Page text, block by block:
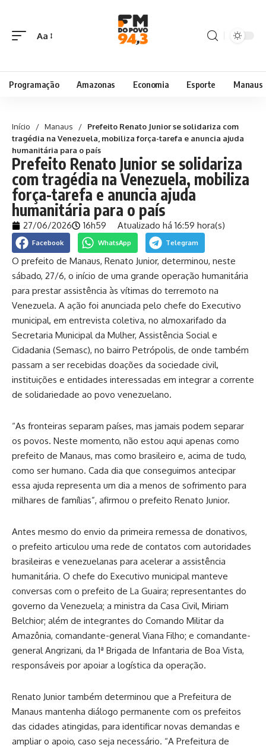
Aa
Programação Amazonas Economia Esporte Manaus
Início / Manaus /
Prefeito Renato Junior se solidariza com
tragédia na Venezuela, mobiliza força-tarefa e anuncia ajuda
humanitária para o país
Prefeito Renato Junior se solidariza
com tragédia na Venezuela, mobiliza
força-tarefa e anuncia ajuda
humanitária para o país
27/06/2026 16h59 Atualizado há 16:59 hora(s)
Facebook WhatsApp Telegram
O prefeito de Manaus, Renato Junior, determinou, neste
sábado, 27/6, o início de uma grande operação humanitária
para prestar assistência às vítimas do terremoto na
Venezuela. A ação foi anunciada pelo chefe do Executivo
municipal, em entrevista coletiva, no almoxarifado da
Secretaria Municipal da Mulher, Assistência Social e
Cidadania (Semasc), no bairro Petrópolis, de onde também
passam a ser recebidas doações da sociedade civil,
instituições e entidades interessadas em integrar a corrente
de solidariedade ao povo venezuelano.
“As fronteiras separam países, mas jamais podem separar
os povos. Neste momento, não estou aqui apenas como
prefeito de Manaus, mas como brasileiro e, acima de tudo,
como ser humano. Cada dia que conseguimos antecipar
essa ajuda representa um dia a menos de sofrimento para
milhares de famílias”, afirmou o prefeito Renato Junior.
Antes mesmo do envio da primeira remessa de donativos,
o prefeito articulou uma rede de contatos com autoridades
brasileiras e venezuelanas para acelerar a assistência
humanitária. O chefe do Executivo municipal manteve
conversas com o prefeito de La Guaira; representantes do
governo da Venezuela; a ministra da Casa Civil, Miriam
Belchior; além de integrantes do Comando Militar da
Amazônia, comandante-general Viana Filho; e comandante-
general Angrizani, da 1ª Brigada de Infantaria de Boa Vista,
responsáveis por apoiar a logística da operação.
Renato Junior também determinou que a Prefeitura de
Manaus mantenha diálogo permanente com os prefeitos
das cidades atingidas, para identificar novas demandas e
ampliar o apoio, caso seja necessário. “A Prefeitura de